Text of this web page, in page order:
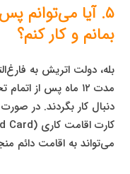
۵. آیا می‌توانم
بمانم و کار کنم؟
بله، دولت اتریش به
مدت ۱۲ ماه پس از
دنبال کار بگردند. در
می‌تواند به اقامت دائم